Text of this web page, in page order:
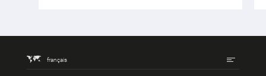
français